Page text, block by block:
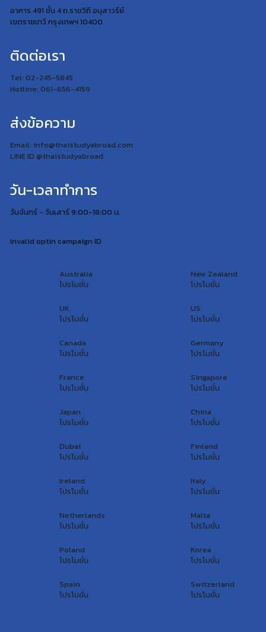
อาคาร 491 ชั้น 4 ถ.ราชวิถี อนุสาวรีย์
เขตราชเทวี กรุงเทพฯ 10400
ติดต่อเรา
Tel: 02-245-5845
Hotline: 061-656-4159
ส่งข้อความ
Email: info@thaistudyabroad.com
LINE ID @thaistudyabroad
วัน-เวลาทำการ
วันจันทร์ - วันเสาร์ 9:00-18:00 น.
Invalid optin campaign ID
Australia
โปรโมชั่น
New Zealand
โปรโมชั่น
UK
โปรโมชั่น
US
โปรโมชั่น
Canada
โปรโมชั่น
Germany
โปรโมชั่น
France
โปรโมชั่น
Singapore
โปรโมชั่น
Japan
โปรโมชั่น
China
โปรโมชั่น
Dubai
โปรโมชั่น
Finland
โปรโมชั่น
Ireland
โปรโมชั่น
Italy
โปรโมชั่น
Netherlands
โปรโมชั่น
Malta
โปรโมชั่น
Poland
โปรโมชั่น
Korea
โปรโมชั่น
Spain
โปรโมชั่น
Switzerland
โปรโมชั่น